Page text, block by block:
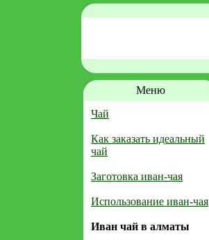
Меню
Чай
Как заказать идеальный
чай
Заготовка иван-чая
Использование иван-чая
Иван чай в алматы